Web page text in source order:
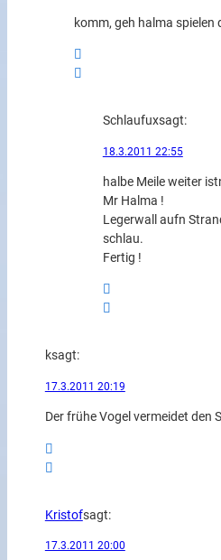
komm, geh halma spielen
Schlaufuxsagt:
18.3.2011 22:55
halbe Meile weiter
Mr Halma !
Legerwall aufn
schlau.
Fertig !
ksagt:
17.3.2011 20:19
Der frühe Vogel vermeidet den
Kristofsagt:
17.3.2011 20:00